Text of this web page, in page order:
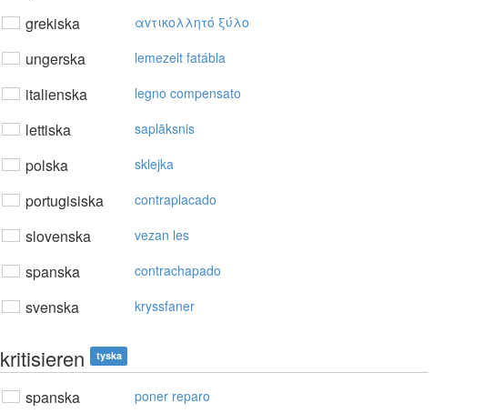
grekiska αvτικoλλητό ξύλo
ungerska lemezelt fatábla
italienska legno compensato
lettiska saplāksnis
polska sklejka
portugisiska contraplacado
slovenska vezan les
spanska contrachapado
svenska kryssfaner
kritisieren tyska
spanska poner reparo